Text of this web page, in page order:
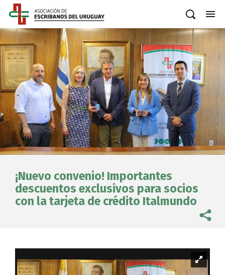
¡Nuevo convenio! Importantes
descuentos exclusivos para socios
con la tarjeta de crédito Italmundo